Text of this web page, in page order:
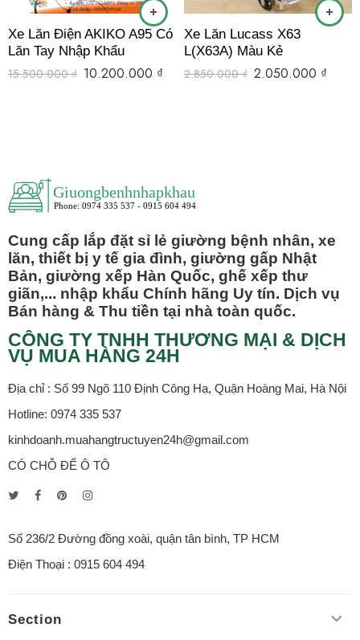
Xe Lăn Điện AKIKO A95 Có
Lăn Tay Nhập Khẩu
15.500.000₫ 10.200.000 ₫
Xe Lăn Lucass X63
L(X63A) Màu Kẻ
2.850.000₫ 2.050.000 ₫
Cung cấp lắp đặt sỉ lẻ giường bệnh nhân, xe
lăn, thiết bị y tế gia đình, giường gấp Nhật
Bản, giường xếp Hàn Quốc, ghế xếp thư
giãn,... nhập khẩu Chính hãng Uy tín. Dịch vụ
Bán hàng & Thu tiền tại nhà toàn quốc.
CÔNG TY TNHH THƯƠNG MẠI & DỊCH
VỤ MUA HÀNG 24H
Địa chỉ : Số 99 Ngõ 110 Định Công Hạ, Quận Hoàng Mai, Hà Nội
Hotline: 0974 335 537
kinhdoanh.muahangtructuyen24h@gmail.com
CÓ CHỖ ĐỂ Ô TÔ
Số 236/2 Đường đồng xoài, quận tân bình, TP HCM
Điện Thoại : 0915 604 494
Section